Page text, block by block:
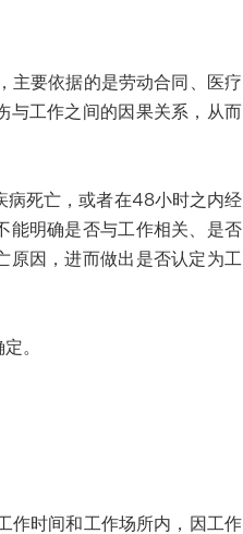
要依据的是劳动合同、医疗
与工作之间的因果关系，从而
死亡，或者在48小时之内经
能明确是否与工作相关、是否
因，进而做出是否认定为工
。
时间和工作场所内，因工作